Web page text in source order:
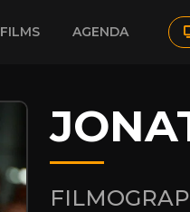
FILMS AGENDA